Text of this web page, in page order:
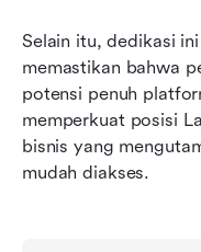
Selain itu, dedikasi
memastikan bahwa
potensi penuh
memperkuat posisi
bisnis yang
mudah diakses.